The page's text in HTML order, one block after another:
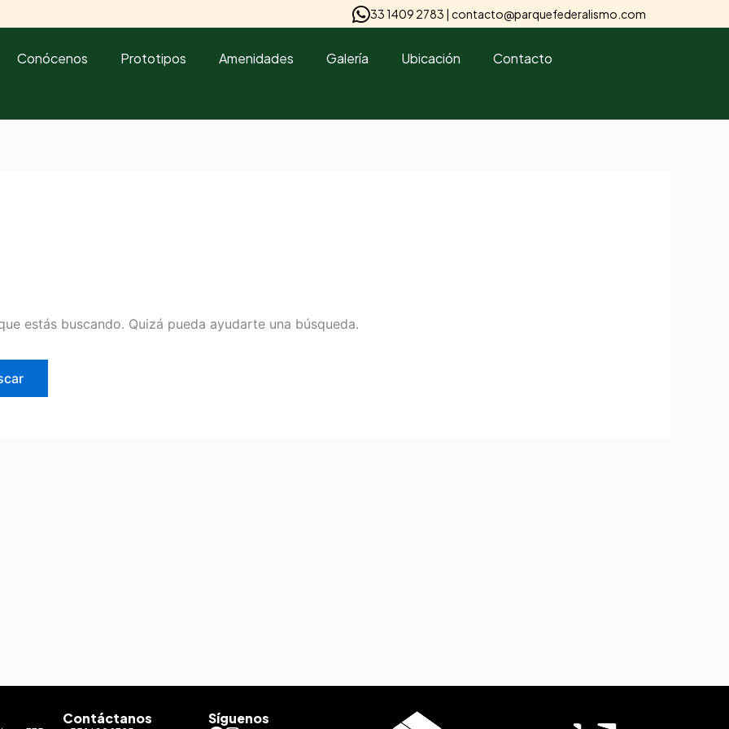
33 1409 2783 | contacto@parquefederalismo.com
Conócenos Prototipos Amenidades Galería Ubicación Contacto
estás buscando. Quizá pueda ayudarte una búsqueda.
Contáctanos Síguenos